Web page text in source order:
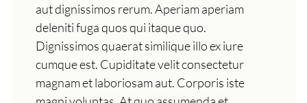
aut dignissimos rerum. Aperiam aperiam
deleniti fuga quos qui itaque quo.
Dignissimos quaerat similique illo ex iure
cumque est. Cupiditate velit consectetur
magnam et laboriosam aut. Corporis iste